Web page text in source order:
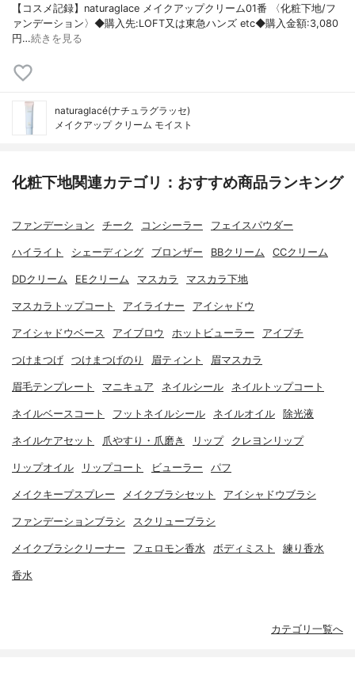
【コスメ記録】naturaglace メイクアップクリーム01番 〈化粧下地/フ
ァンデーション〉◆購入先:LOFT又は東急ハンズ etc◆購入金額:3,080
円…続きを見る
naturaglacé(ナチュラグラッセ)
メイクアップ クリーム モイスト
化粧下地関連カテゴリ：おすすめ商品ランキング
ファンデーション チーク コンシーラー フェイスパウダー
ハイライト シェーディング ブロンザー BBクリーム CCクリーム
DDクリーム EEクリーム マスカラ マスカラ下地
マスカラトップコート アイライナー アイシャドウ
アイシャドウベース アイブロウ ホットビューラー アイプチ
つけまつげ つけまつげのり 眉ティント 眉マスカラ
眉毛テンプレート マニキュア ネイルシール ネイルトップコート
ネイルベースコート フットネイルシール ネイルオイル 除光液
ネイルケアセット 爪やすり・爪磨き リップ クレヨンリップ
リップオイル リップコート ビューラー パフ
メイクキープスプレー メイクブラシセット アイシャドウブラシ
ファンデーションブラシ スクリューブラシ
メイクブラシクリーナー フェロモン香水 ボディミスト 練り香水
香水
カテゴリ一覧へ